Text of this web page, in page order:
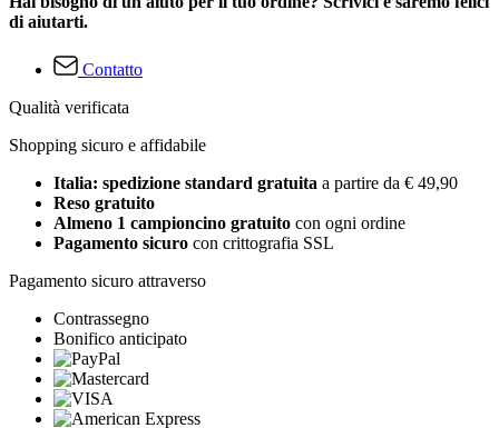
di aiutarti.
Contatto
Qualità verificata
Shopping sicuro e affidabile
Italia: spedizione standard gratuita a partire da € 49,90
Reso gratuito
Almeno 1 campioncino gratuito con ogni ordine
Pagamento sicuro con crittografia SSL
Pagamento sicuro attraverso
Contrassegno
Bonifico anticipato